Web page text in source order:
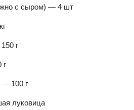
с сыром) — 4 шт
г
г
100 г
луковица